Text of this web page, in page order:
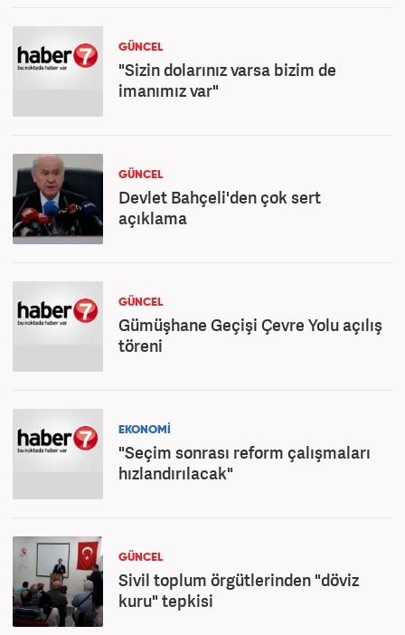
GÜNCEL
"Sizin dolarınız varsa bizim de
imanımız var"
GÜNCEL
Devlet Bahçeli'den çok sert
açıklama
GÜNCEL
Gümüşhane Geçişi Çevre Yolu açılış
töreni
EKONOMİ
"Seçim sonrası reform çalışmaları
hızlandırılacak"
GÜNCEL
Sivil toplum örgütlerinden "döviz
kuru" tepkisi